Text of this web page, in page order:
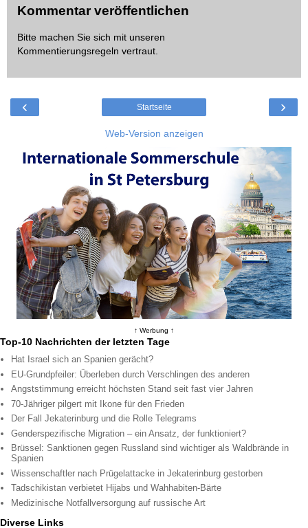
Kommentar veröffentlichen
Bitte machen Sie sich mit unseren
Kommentierungsregeln vertraut.
‹ ›
Startseite
Web-Version anzeigen
↑ Werbung ↑
Top-10 Nachrichten der letzten Tage
Hat Israel sich an Spanien gerächt?
EU-Grundpfeiler: Überleben durch Verschlingen des anderen
Angststimmung erreicht höchsten Stand seit fast vier Jahren
70-Jähriger pilgert mit Ikone für den Frieden
Der Fall Jekaterinburg und die Rolle Telegrams
Genderspezifische Migration – ein Ansatz, der funktioniert?
Brüssel: Sanktionen gegen Russland sind wichtiger als Waldbrände in
Spanien
Wissenschaftler nach Prügelattacke in Jekaterinburg gestorben
Tadschikistan verbietet Hijabs und Wahhabiten-Bärte
Medizinische Notfallversorgung auf russische Art
Diverse Links